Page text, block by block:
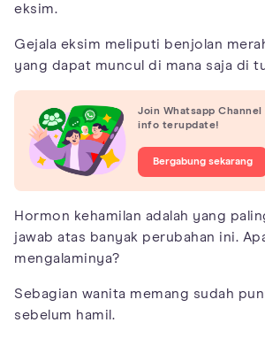
eksim.
Gejala eksim meliputi benjolan
yang dapat muncul di mana saja di
Join Whatsapp
info terupdate!
Bergabung sekarang
Hormon kehamilan adalah yang
jawab atas banyak perubahan ini.
mengalaminya?
Sebagian wanita memang sudah
sebelum hamil.